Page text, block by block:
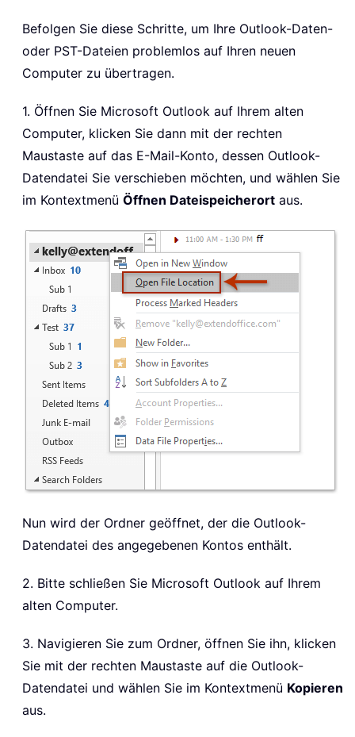
Befolgen Sie diese Schritte, um Ihre Outlook-Daten-
oder PST-Dateien problemlos auf Ihren neuen
Computer zu übertragen.
1. Öffnen Sie Microsoft Outlook auf Ihrem alten
Computer, klicken Sie dann mit der rechten
Maustaste auf das E-Mail-Konto, dessen Outlook-
Datendatei Sie verschieben möchten, und wählen Sie
im Kontextmenü Öffnen Dateispeicherort aus.
Nun wird der Ordner geöffnet, der die Outlook-
Datendatei des angegebenen Kontos enthält.
2. Bitte schließen Sie Microsoft Outlook auf Ihrem
alten Computer.
3. Navigieren Sie zum Ordner, öffnen Sie ihn, klicken
Sie mit der rechten Maustaste auf die Outlook-
Datendatei und wählen Sie im Kontextmenü Kopieren
aus.